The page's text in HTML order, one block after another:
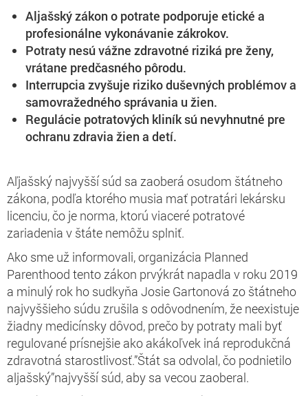
Aljašský zákon o potrate podporuje etické a
profesionálne vykonávanie zákrokov.
Potraty nesú vážne zdravotné riziká pre ženy,
vrátane predčasného pôrodu.
Interrupcia zvyšuje riziko duševných problémov a
samovražedného správania u žien.
Regulácie potratových kliník sú nevyhnutné pre
ochranu zdravia žien a detí.
Aľjašský najvyšší súd sa zaoberá osudom štátneho
zákona, podľa ktorého musia mať potratári lekársku
licenciu, čo je norma, ktorú viaceré potratové
zariadenia v štáte nemôžu splniť.
Ako sme už informovali, organizácia Planned
Parenthood tento zákon prvýkrát napadla v roku 2019
a minulý rok ho sudkyňa Josie Gartonová zo štátneho
najvyššieho súdu zrušila s odôvodnením, že neexistuje
žiadny medicínsky dôvod, prečo by potraty mali byť
regulované prísnejšie ako akákoľvek iná reprodukčná
zdravotná starostlivosť.”Štát sa odvolal, čo podnietilo
aljašský”najvyšší súd, aby sa vecou zaoberal.